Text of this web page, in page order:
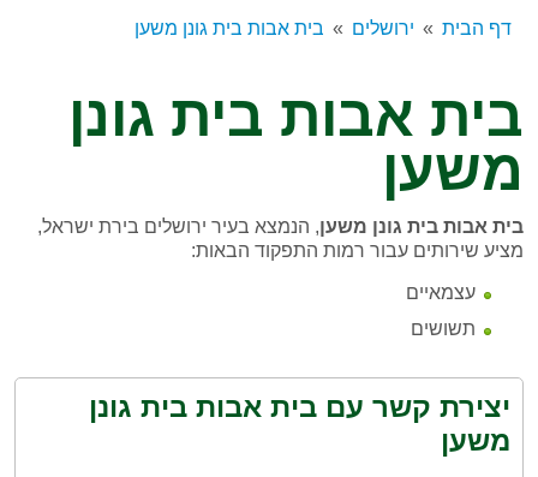
דף הבית ירושלים בית אבות בית גונן משען
בית אבות בית גונן
משען
בית אבות בית גונן משען, הנמצא בעיר ירושלים בירת ישראל,
מציע שירותים עבור רמות התפקוד הבאות:
עצמאיים
תשושים
יצירת קשר עם בית אבות בית גונן
משען